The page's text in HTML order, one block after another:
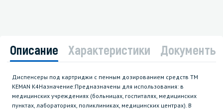
Описание Характеристики Документы
Диспенсеры под картриджи с пенным дозированием средств ТМ
KEMAN К4Назначение:Предназначены для использования: в
медицинских учреждениях (больницах, госпиталях, медицинских
пунктах, лабораториях, поликлиниках, медицинских центрах). В